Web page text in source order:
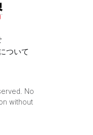
ついて
No
without